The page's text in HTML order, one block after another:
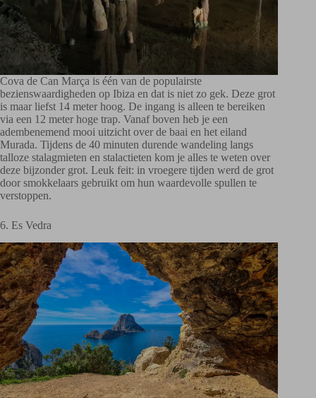
Cova de Can Marça is één van de populairste
bezienswaardigheden op Ibiza en dat is niet zo gek. Deze grot
is maar liefst 14 meter hoog. De ingang is alleen te bereiken
via een 12 meter hoge trap. Vanaf boven heb je een
adembenemend mooi uitzicht over de baai en het eiland
Murada. Tijdens de 40 minuten durende wandeling langs
talloze stalagmieten en stalactieten kom je alles te weten over
deze bijzonder grot. Leuk feit: in vroegere tijden werd de grot
door smokkelaars gebruikt om hun waardevolle spullen te
verstoppen.
6. Es Vedra